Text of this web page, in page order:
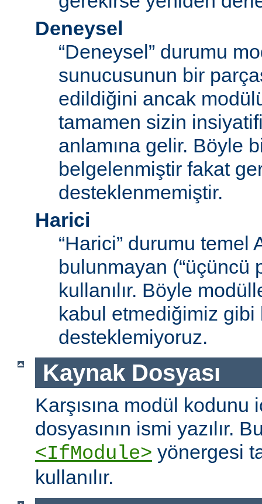
Deneysel
“Deneysel” durumu
sunucusunun bir
edildiğini ancak
tamamen sizin
anlamına gelir. Böyle
belgelenmiştir fakat
desteklenmemiştir.
Harici
“Harici” durumu temel
bulunmayan (“üçüncü
kullanılır. Böyle
kabul etmediğimiz gibi
desteklemiyoruz.
Kaynak Dosyası
Karşısına modül kodunu
dosyasının ismi yazılır.
<IfModule> yönergesi
kullanılır.